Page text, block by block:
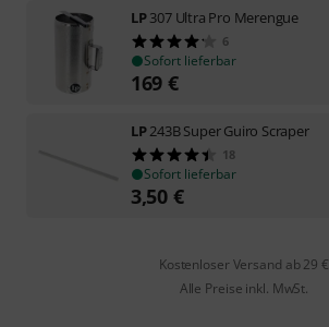
LP307 Ultra Pro Merengue
6
Sofort lieferbar
169 €
LP243B Super Guiro Scraper
18
Sofort lieferbar
3,50 €
Kostenloser Versand ab 29 €
Alle Preise inkl. MwSt.